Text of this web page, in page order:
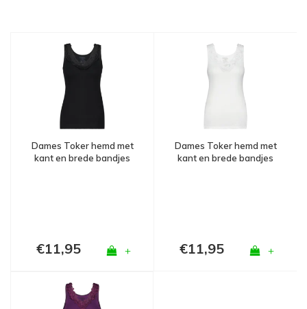
Dames Toker hemd met
kant en brede bandjes
€11,95 +
Dames Toker hemd met
kant en brede bandjes
€11,95 +